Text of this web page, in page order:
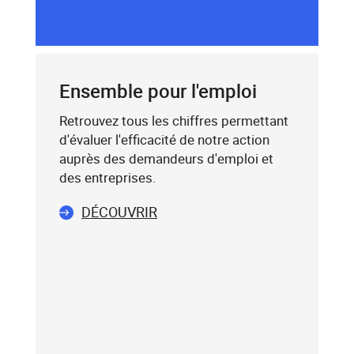
un
clé
(exemple
:
75019),
sélectionnez-
le
la
CODE
Ensemble pour l'emploi
Retrouvez tous les chiffres permettant
d'évaluer l'efficacité de notre action
auprès des demandeurs d'emploi et
des entreprises.
DÉCOUVRIR